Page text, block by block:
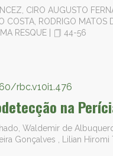
CIRO AUGUSTO
COSTA, RODRIGO MATOS
RESQUE
44-56
rbc.v10i1.476
na
Waldemir de
Gonçalves , Lilian